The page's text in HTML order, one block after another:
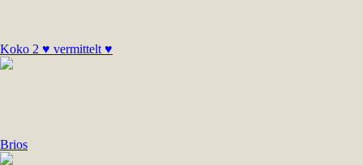
Koko 2 ♥ vermittelt ♥
Brios